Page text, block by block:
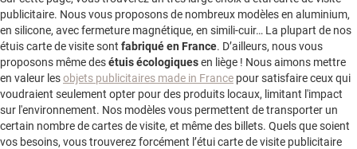
publicitaire. Nous vous proposons de nombreux modèles en aluminium,
en silicone, avec fermeture magnétique, en simili-cuir… La plupart de nos
étuis carte de visite sont fabriqué en France. D’ailleurs, nous vous
proposons même desétuis écologiquesen liège ! Nous aimons mettre
en valeur lesobjets publicitaires made in France pour satisfaire ceux qui
voudraient seulement opter pour des produits locaux, limitant l'impact
sur l'environnement. Nos modèles vous permettent de transporter un
certain nombre de cartes de visite, et même des billets. Quels que soient
vos besoins, vous trouverez forcément l’étui carte de visite publicitaire